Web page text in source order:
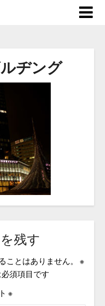
ヂング
残す
ことはありません。
※
須項目です
※